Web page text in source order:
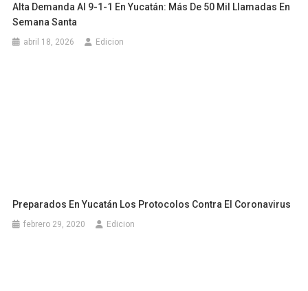
Alta Demanda Al 9-1-1 En Yucatán: Más De 50 Mil Llamadas En
Semana Santa
abril 18, 2026 Edicion
Preparados En Yucatán Los Protocolos Contra El Coronavirus
febrero 29, 2020 Edicion